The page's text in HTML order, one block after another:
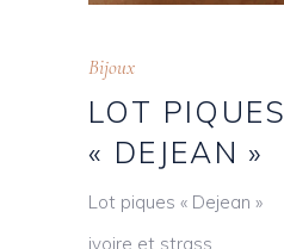
Bijoux
LOT PIQUES
« DEJEAN »
Lot piques « Dejean »
ivoire et strass